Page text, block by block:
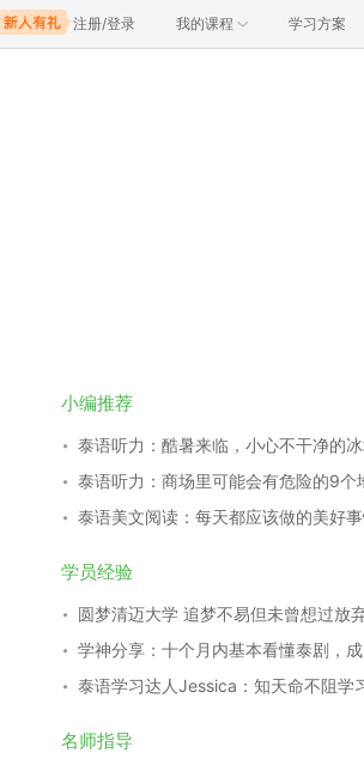
注册/登录 我的课程 学习方案
小编推荐
泰语听力：酷暑来临，小心不干净的
泰语听力：商场里可能会有危险的9个
泰语美文阅读：每天都应该做的美好
学员经验
圆梦清迈大学 追梦不易但未曾想过放
泰语学习达人Jessica：知天命不阻学
名师指导